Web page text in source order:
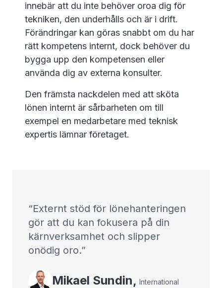
innebär att du inte behöver oroa dig för
tekniken, den underhålls och är i drift.
Förändringar kan göras snabbt om du har
rätt kompetens internt, dock behöver du
bygga upp den kompetensen eller
använda dig av externa konsulter.
Den främsta nackdelen med att sköta
lönen internt är sårbarheten om till
exempel en medarbetare med teknisk
expertis lämnar företaget.
Externt stöd för lönehanteringen
gör att du kan fokusera på din
kärnverksamhet och slipper
onödig oro.
Mikael Sundin,International